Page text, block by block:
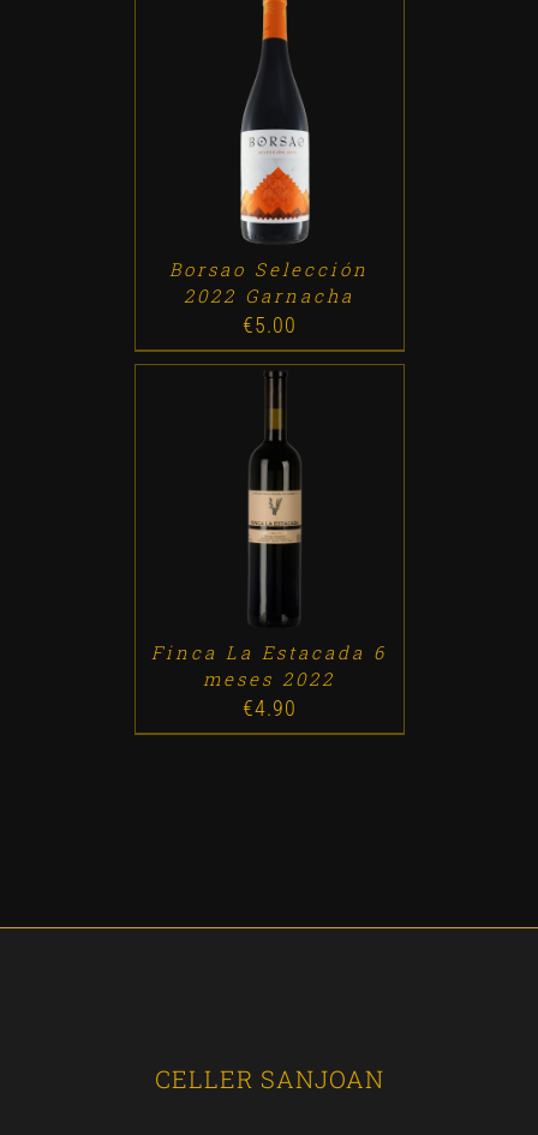
ADD TO CART DETALLES
Borsao Selección
2022 Garnacha
€5.00
/
Finca La Estacada 6
meses 2022
€4.90
CELLER SANJOAN